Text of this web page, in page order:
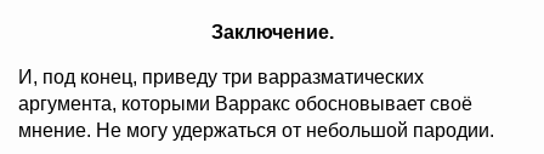
Заключение.
И, под конец, приведу три варразматических
аргумента, которыми Варракс обосновывает своё
мнение. Не могу удержаться от небольшой пародии.